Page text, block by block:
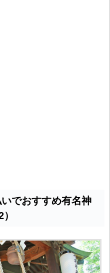
でおすすめ有名神